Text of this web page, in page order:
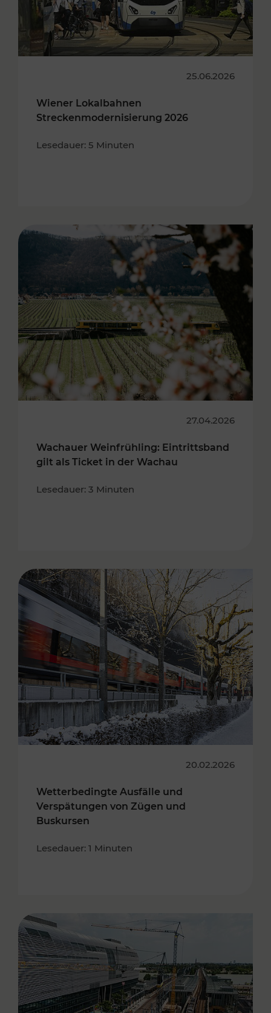
25.06.2026
Wiener Lokalbahnen
Streckenmodernisierung 2026
Lesedauer: 5 Minuten
27.04.2026
Wachauer Weinfrühling: Eintrittsband
gilt als Ticket in der Wachau
Lesedauer: 3 Minuten
20.02.2026
Wetterbedingte Ausfälle und
Verspätungen von Zügen und
Buskursen
Lesedauer: 1 Minuten